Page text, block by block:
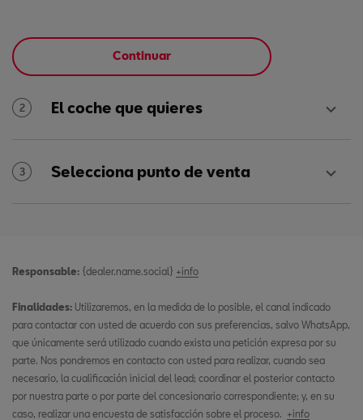
Continuar
2 El coche que quieres
3 Selecciona punto de venta
Responsable: {dealer.name.social} +info
Finalidades: Utilizaremos, en la medida de lo posible, el canal indicado
para contactar con usted de acuerdo con sus preferencias, salvo WhatsApp,
que únicamente será utilizado cuando exista una petición expresa por su
parte. Nos pondremos en contacto con usted para realizar, cuando sea
necesario, la cualificación inicial del lead; coordinar el posterior contacto
por nuestra parte o por parte del concesionario correspondiente; y, en su
caso, realizar una encuesta de satisfacción sobre el proceso. +info